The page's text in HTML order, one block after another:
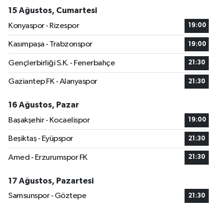
15 Ağustos, Cumartesi
Konyaspor - Rizespor
19:00
Kasımpaşa - Trabzonspor 19:00
Gençlerbirliği S.K. - Fenerbahçe 21:30
Gaziantep FK - Alanyaspor 21:30
16 Ağustos, Pazar
Başakşehir - Kocaelispor
19:00
Beşiktaş - Eyüpspor 21:30
Amed - Erzurumspor FK 21:30
17 Ağustos, Pazartesi
Samsunspor - Göztepe
21:30